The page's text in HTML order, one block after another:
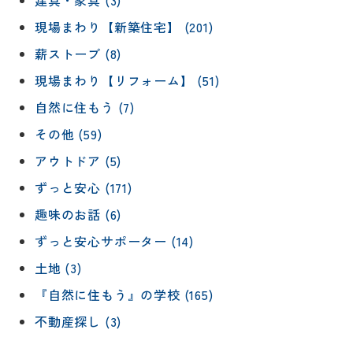
現場まわり【新築住宅】 (201)
薪ストーブ (8)
現場まわり【リフォーム】 (51)
自然に住もう (7)
その他 (59)
アウトドア (5)
ずっと安心 (171)
趣味のお話 (6)
ずっと安心サポーター (14)
土地 (3)
『自然に住もう』の学校 (165)
不動産探し (3)